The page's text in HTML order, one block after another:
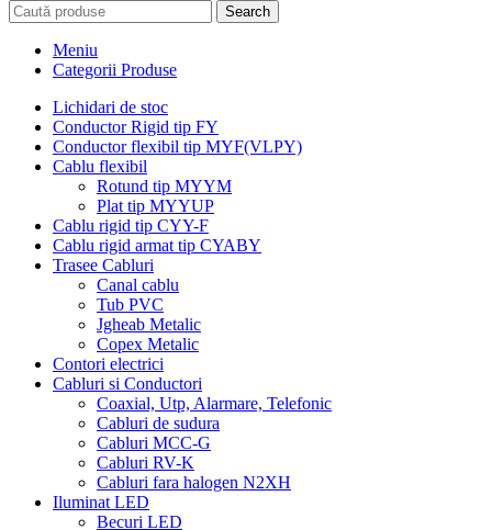
Search
Meniu
Categorii Produse
Lichidari de stoc
Conductor Rigid tip FY
Conductor flexibil tip MYF(VLPY)
Cablu flexibil
Rotund tip MYYM
Plat tip MYYUP
Cablu rigid tip CYY-F
Cablu rigid armat tip CYABY
Trasee Cabluri
Canal cablu
Tub PVC
Jgheab Metalic
Copex Metalic
Contori electrici
Cabluri si Conductori
Coaxial, Utp, Alarmare, Telefonic
Cabluri de sudura
Cabluri MCC-G
Cabluri RV-K
Cabluri fara halogen N2XH
Iluminat LED
Becuri LED